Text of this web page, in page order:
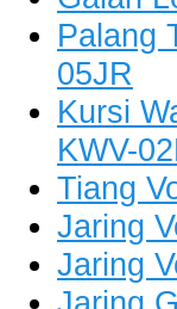
Palang
05JR
Kursi
KWV-
Tiang
Jaring
Jaring